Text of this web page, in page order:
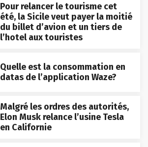
Pour relancer le tourisme cet
été, la Sicile veut payer la moitié
du billet d’avion et un tiers de
l’hotel aux touristes
Quelle est la consommation en
datas de l’application Waze?
Malgré les ordres des autorités,
Elon Musk relance l’usine Tesla
en Californie